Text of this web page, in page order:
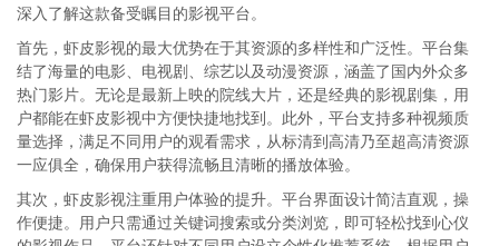
深入了解这款备受瞩目的影视平台。
首先，虾皮影视的最大优势在于其资源的多样性和广泛性。平台集
结了海量的电影、电视剧、综艺以及动漫资源，涵盖了国内外众多
热门影片。无论是最新上映的院线大片，还是经典的影视剧集，用
户都能在虾皮影视中方便快捷地找到。此外，平台支持多种视频质
量选择，满足不同用户的观看需求，从标清到高清乃至超高清资源
一应俱全，确保用户获得流畅且清晰的播放体验。
其次，虾皮影视注重用户体验的提升。平台界面设计简洁直观，操
作便捷。用户只需通过关键词搜索或分类浏览，即可轻松找到心仪